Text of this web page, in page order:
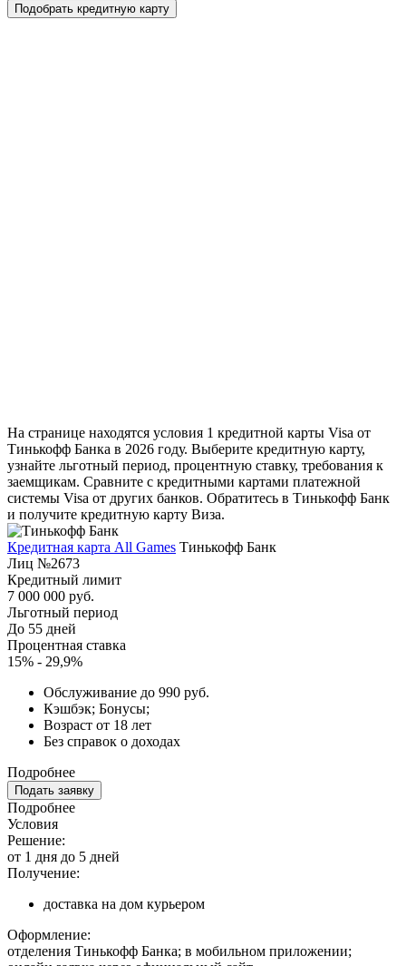
Подобрать кредитную карту
На странице находятся условия 1 кредитной карты Visa от
Тинькофф Банка в 2026 году. Выберите кредитную карту,
узнайте льготный период, процентную ставку, требования к
заемщикам. Сравните с кредитными картами платежной
системы Visa от других банков. Обратитесь в Тинькофф Банк
и получите кредитную карту Виза.
Кредитная карта All Games Тинькофф Банк
Лиц №2673
Кредитный лимит
7 000 000 руб.
Льготный период
До 55 дней
Процентная ставка
15% - 29,9%
Обслуживание до 990 руб.
Кэшбэк; Бонусы;
Возраст от 18 лет
Без справок о доходах
Подробнее
Подать заявку
Подробнее
Условия
Решение:
от 1 дня до 5 дней
Получение:
доставка на дом курьером
Оформление:
отделения Тинькофф Банка; в мобильном приложении;